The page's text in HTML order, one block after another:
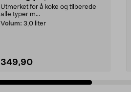
Utmerket for å koke og tilberede
alle typer m...
Volum: 3,0 liter
349,90